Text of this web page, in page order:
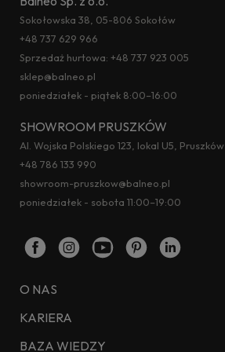
Sokołowska 38, 05-806 Sokołów
+48 737 629 966
Sprzedaż hurtowa: +48 737 923 005
sklep@balneo.pl
poniedziałek - piątek 8:00–16:00
SHOWROOM PRUSZKÓW
Al. Wojska Polskiego 123, lokal U5, Pruszków
+48 786 133 990
showroom-pruszkow@balneo.pl
poniedziałek - sobota 11:00–19:00
O NAS
KARIERA
BAZA WIEDZY